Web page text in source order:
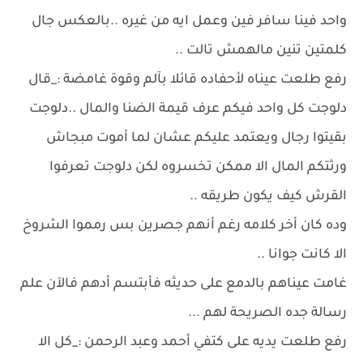
واحد فينا سافر فين وعمل ايه من غيره ..بالعكس جال
كلمتين تنين مالهمش تالت ..
رفع طلعت عيناه لأحفاده قائلا بآلم وقوة غامضة :_قال
دلوجت كل واحد فيكم عرف قيمة الضنا والمال ..دلوجت
بقيتوا رجال ويعتمد عليكم عشان لما أموت مبجاش
ورثتكم المال الا ممكن تخسروه لكن دلوجت تعرفوا
القرش كيف يكون طريقه ..
وده كان أخر كلامه رغم أنهم جصرين بس رمموا الشروخ
الا كانت جوانا ..
غامت عيناهم بالدمع على حديثه فأبتسم أدهم فالآن علم
رسالة جده الصريحة لهم ...
رفع طلعت يديه على كتفي أحمد وعبد الرحمن :_كل الا